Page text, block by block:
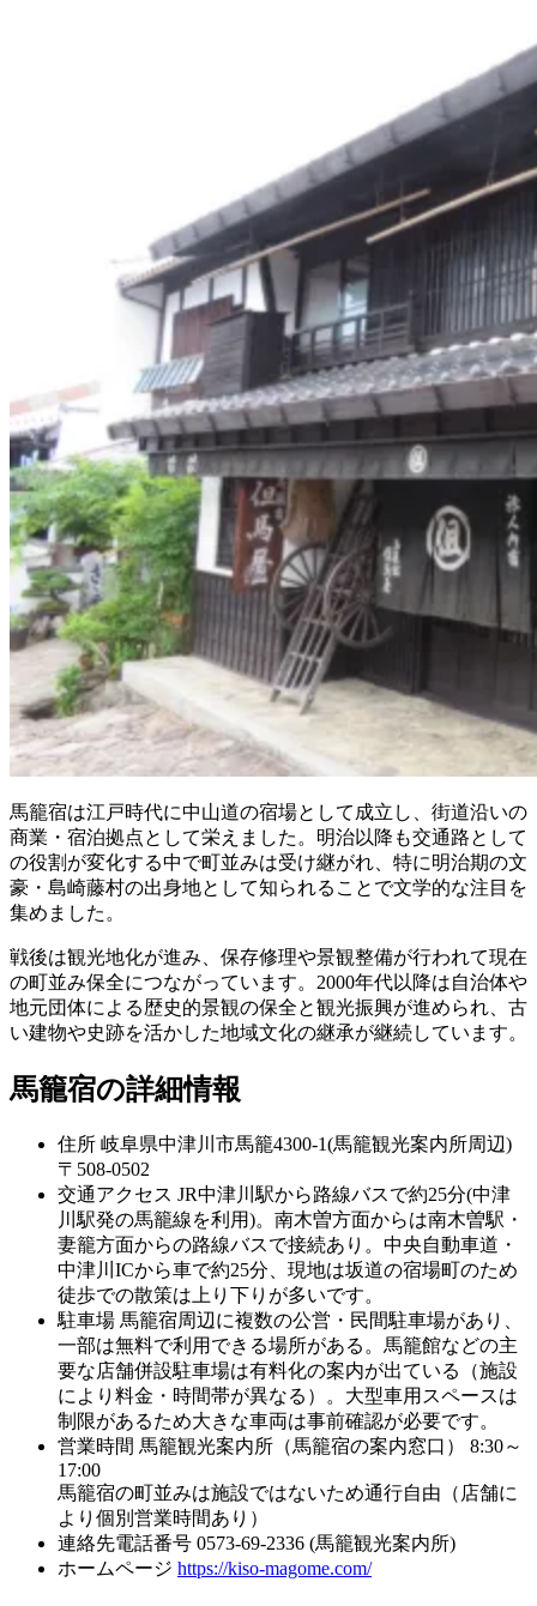
馬籠宿は江戸時代に中山道の宿場として成立し、街道沿いの
商業・宿泊拠点として栄えました。明治以降も交通路として
の役割が変化する中で町並みは受け継がれ、特に明治期の文
豪・島崎藤村の出身地として知られることで文学的な注目を
集めました。
戦後は観光地化が進み、保存修理や景観整備が行われて現在
の町並み保全につながっています。2000年代以降は自治体や
地元団体による歴史的景観の保全と観光振興が進められ、古
い建物や史跡を活かした地域文化の継承が継続しています。
馬籠宿の詳細情報
住所 岐阜県中津川市馬籠4300-1(馬籠観光案内所周辺)
〒508-0502
交通アクセス JR中津川駅から路線バスで約25分(中津
川駅発の馬籠線を利用)。南木曽方面からは南木曽駅・
妻籠方面からの路線バスで接続あり。中央自動車道・
中津川ICから車で約25分、現地は坂道の宿場町のため
徒歩での散策は上り下りが多いです。
駐車場 馬籠宿周辺に複数の公営・民間駐車場があり、
一部は無料で利用できる場所がある。馬籠館などの主
要な店舗併設駐車場は有料化の案内が出ている（施設
により料金・時間帯が異なる）。大型車用スペースは
制限があるため大きな車両は事前確認が必要です。
営業時間 馬籠観光案内所（馬籠宿の案内窓口） 8:30～
17:00
馬籠宿の町並みは施設ではないため通行自由（店舗に
より個別営業時間あり）
連絡先電話番号 0573-69-2336 (馬籠観光案内所)
ホームページ https://kiso-magome.com/